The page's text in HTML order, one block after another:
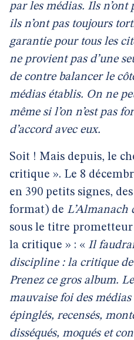
par les médias. Ils
ils n’ont pas toujours
garantie pour tous les
ne provient pas d’une
de contre balancer le
médias établis. On ne
même si l’on n’est pas
d’accord avec eux.
Soit ! Mais depuis, le
critique ». Le 8
en 390 petits signes,
format) de L’Almanach
sous le titre
la critique » : « Il
discipline : la critique
Prenez ce gros album.
mauvaise foi des
épinglés, recensés,
disséqués, moqués et